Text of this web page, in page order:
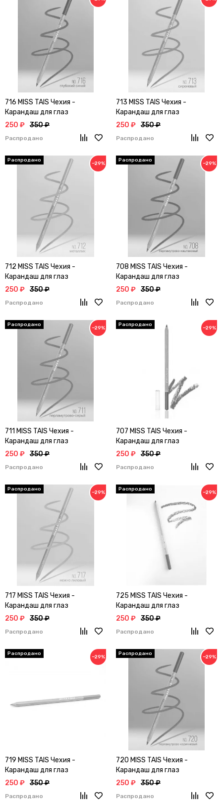
716 MISS TAIS Чехия -
Карандаш для глаз
250 ₽ 350 ₽
Распродано
713 MISS TAIS Чехия -
Карандаш для глаз
250 ₽ 350 ₽
Распродано
−29%
712 MISS TAIS Чехия -
Карандаш для глаз
250 ₽ 350 ₽
Распродано
−29%
708 MISS TAIS Чехия -
Карандаш для глаз
250 ₽ 350 ₽
Распродано
−29%
711 MISS TAIS Чехия -
Карандаш для глаз
250 ₽ 350 ₽
Распродано
−29%
707 MISS TAIS Чехия -
Карандаш для глаз
250 ₽ 350 ₽
Распродано
−29%
717 MISS TAIS Чехия -
Карандаш для глаз
250 ₽ 350 ₽
Распродано
−29%
725 MISS TAIS Чехия -
Карандаш для глаз
250 ₽ 350 ₽
Распродано
−29%
719 MISS TAIS Чехия -
Карандаш для глаз
250 ₽ 350 ₽
Распродано
−29%
720 MISS TAIS Чехия -
Карандаш для глаз
250 ₽ 350 ₽
Распродано